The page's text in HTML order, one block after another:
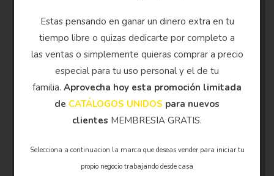
Estas pensando en ganar un dinero extra en tu
tiempo libre o quizas dedicarte por completo a
las ventas o simplemente quieras comprar a precio
especial para tu uso personal y el de tu
familia.Aprovecha hoy esta promoción limitada
de CATÁLOGOS UNIDOS para nuevos
clientes MEMBRESIA GRATIS.
Selecciona a continuacion la marca que deseas vender para iniciar tu
propio negocio trabajando desde casa